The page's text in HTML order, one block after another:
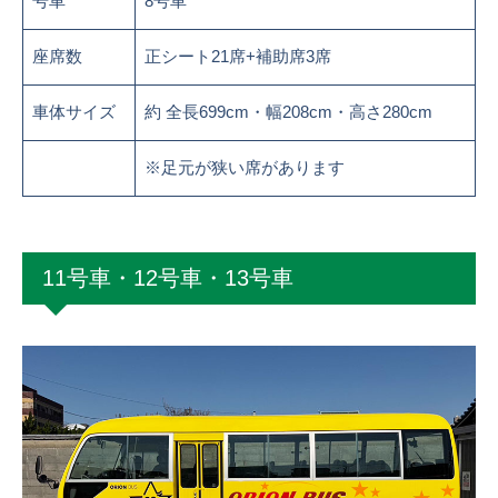
座席数 正シート21席+補助席3席
車体サイズ 約 全長699cm・幅208cm・高さ280cm
※足元が狭い席があります
11号車・12号車・13号車